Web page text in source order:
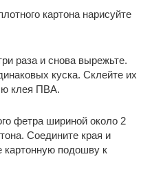
картона нарисуйте
раза и снова вырежьте.
куска. Склейте их
клея ПВА.
фетра шириной около 2
Соедините края и
картонную подошву к